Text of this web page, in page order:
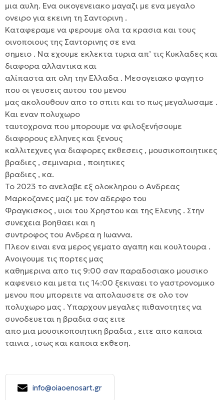
μια αυλη. Ενα οικογενειακο μαγαζι με ενα μεγαλο
ονειρο για εκεινη τη Σαντορινη .
Καταφεραμε να φερουμε ολα τα κρασια και τους
οινοποιους της Σαντορινης σε ενα
σημειο . Να εχουμε εκλεκτα τυρια απ’ τις Κυκλαδες και
διαφορα αλλαντικα και
αλίπαστα απ ολη την Ελλαδα . Μεσογειακο φαγητο
που οι γευσεις αυτου του μενου
μας ακολουθουν απο το σπιτι και το πως μεγαλωσαμε .
Και εναν πολυχωρο
ταυτοχρονα που μπορουμε να φιλοξενήσουμε
διαφορους ελληνες και ξενους
καλλιτεχνες για διαφορες εκθεσεις , μουσικοποιητικες
βραδιες , σεμιναρια , ποιητικες
βραδιες , κα.
Το 2023 το ανελαβε εξ ολοκληρου ο Ανδρεας
Μαρκοζανες μαζι με τον αδερφο του
Φραγκισκος , υιοι του Χρηστου και της Ελενης . Στην
συνεχεια βοηθαει και η
συντροφος του Ανδρεα η Ιωαννα.
Πλεον ειναι ενα μερος γεματο αγαπη και κουλτουρα .
Ανοιγουμε τις πορτες μας
καθημερινα απο τις 9:00 σαν παραδοσιακο μουσικο
καφενειο και μετα τις 14:00 ξεκιναει το γαστρονομικο
μενου που μπορειτε να απολαυσετε σε ολο τον
πολυχωρο μας . Υπαρχουν μεγαλες πιθανοτητες να
συνοδευεται η βραδια σας ειτε
απο μια μουσικοποιητικη βραδια , ειτε απο καποια
ταινια , ισως και καποια εκθεση.
info@oiaoenosart.gr